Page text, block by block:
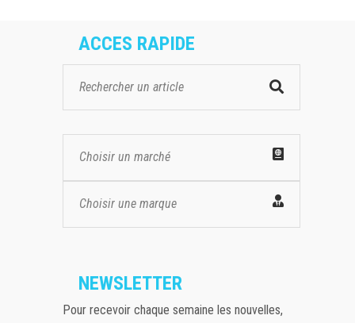
ACCES RAPIDE
Choisir un marché
Choisir une marque
NEWSLETTER
Pour recevoir chaque semaine les nouvelles,